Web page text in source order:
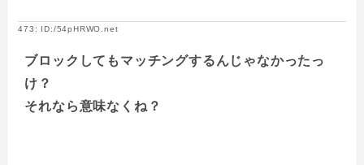
473: ID:/54pHRWO.net
ブロックしてもマッチングするんじゃなかったっ
け？
それなら意味なくね？